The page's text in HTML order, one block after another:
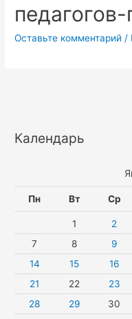
Оставьте комментарий /
Календарь
Пн Вт Ср
1 2
7
8 9
14
15 16
21
22 23
28
29 30